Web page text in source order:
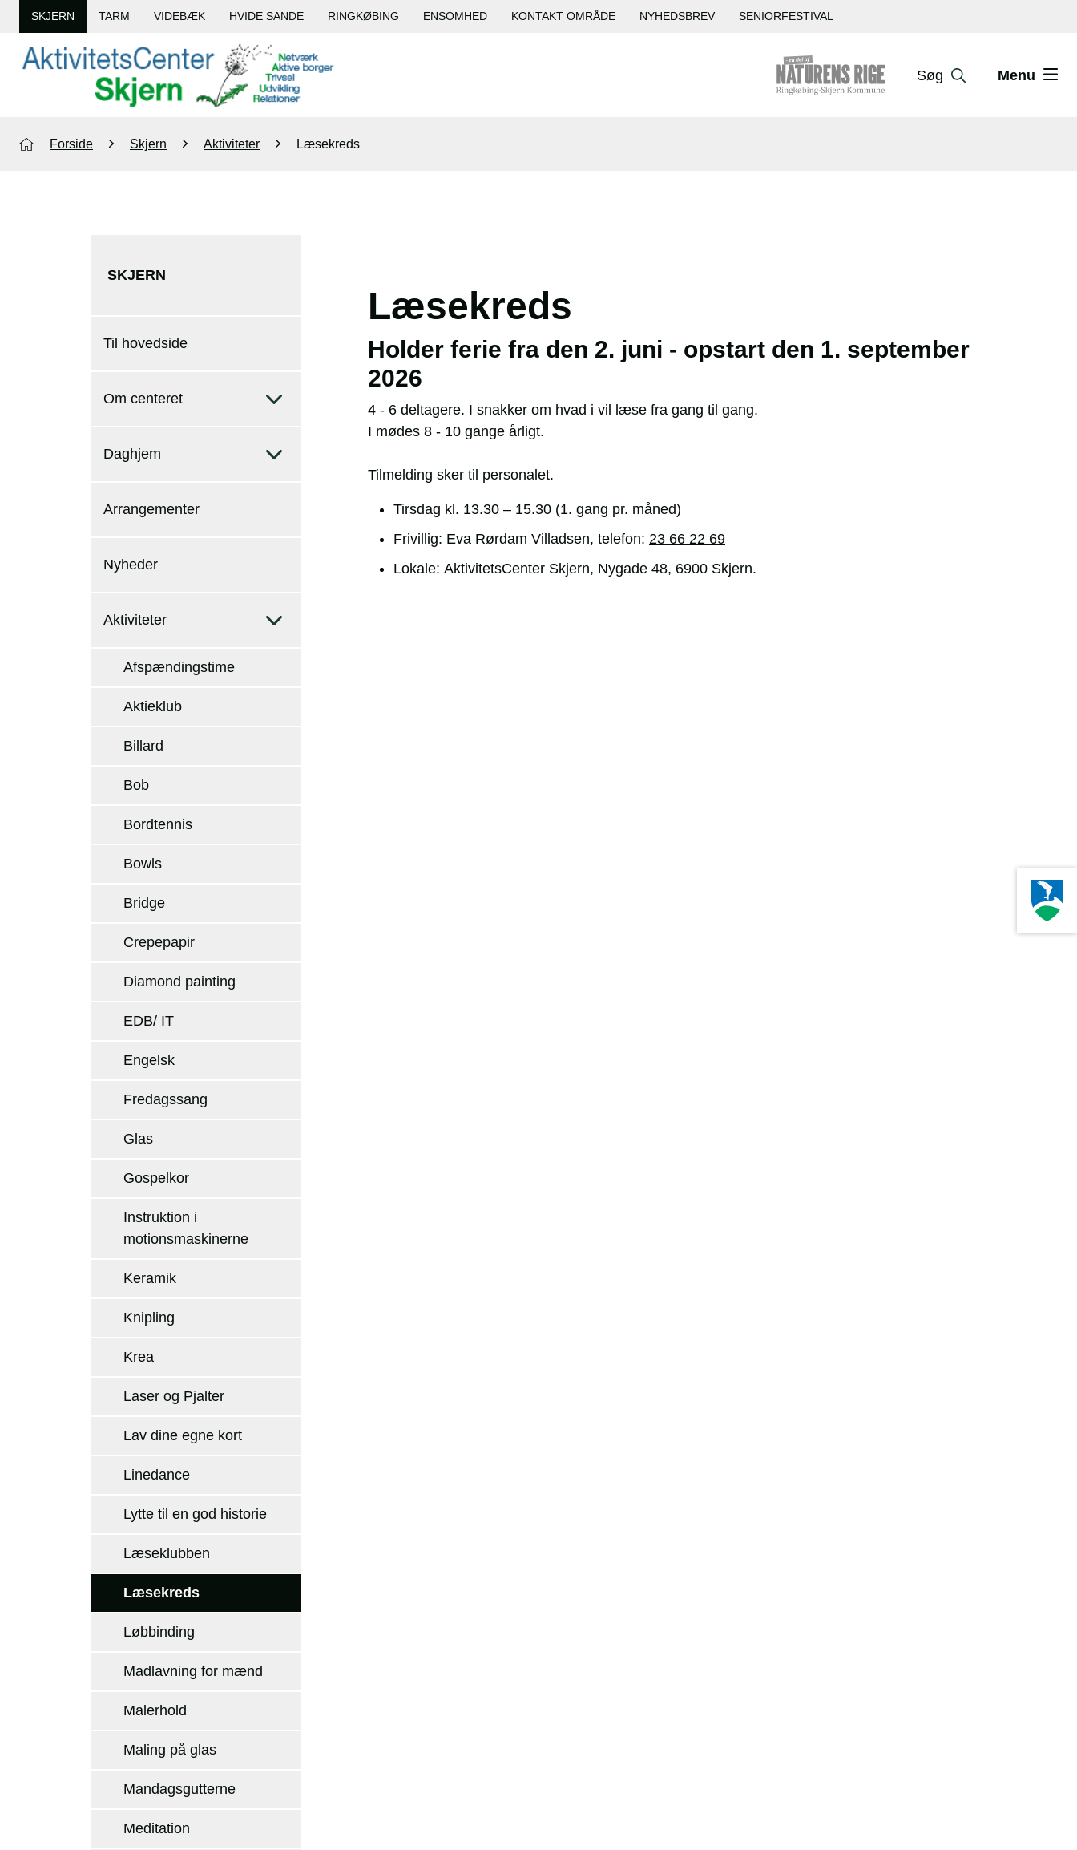
SKJERN TARM VIDEBÆK HVIDE SANDE RINGKØBING ENSOMHED KONTAKT OMRÅDE NYHEDSBREV SENIORFESTIVAL
Søg Menu
Forside Skjern Aktiviteter Læsekreds
SKJERN
Til hovedside
Om centeret
Daghjem
Arrangementer
Nyheder
Aktiviteter
Afspændingstime
Aktieklub
Billard
Bob
Bordtennis
Bowls
Bridge
Crepepapir
Diamond painting
EDB/ IT
Engelsk
Fredagssang
Glas
Gospelkor
Instruktion i
motionsmaskinerne
Keramik
Knipling
Krea
Laser og Pjalter
Lav dine egne kort
Linedance
Lytte til en god historie
Læseklubben
Læsekreds
Løbbinding
Madlavning for mænd
Malerhold
Maling på glas
Mandagsgutterne
Meditation
Læsekreds
Holder ferie fra den 2. juni - opstart den 1. september
2026
4 - 6 deltagere. I snakker om hvad i vil læse fra gang til gang.
I mødes 8 - 10 gange årligt.
Tilmelding sker til personalet.
Tirsdag kl. 13.30 – 15.30 (1. gang pr. måned)
Frivillig: Eva Rørdam Villadsen, telefon: 23 66 22 69
​Lokale: AktivitetsCenter Skjern, Nygade 48, 6900 Skjern.